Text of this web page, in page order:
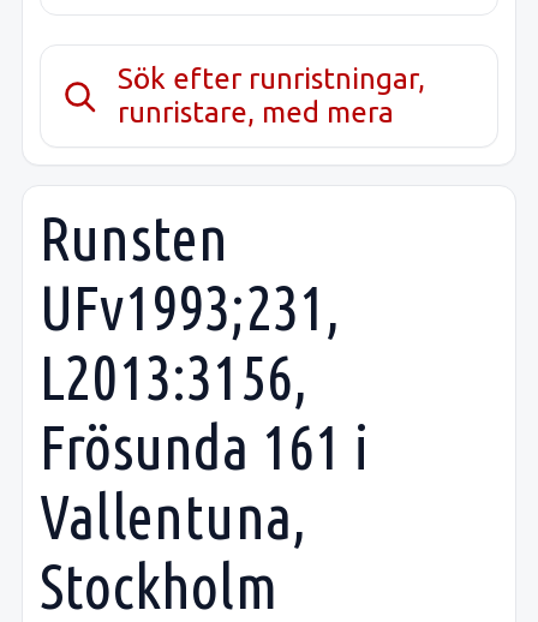
Sök efter runristningar,
runristare, med mera
Runsten
UFv1993;231,
L2013:3156,
Frösunda 161 i
Vallentuna,
Stockholm